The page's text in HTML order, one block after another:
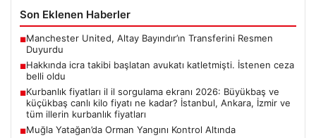
Son Eklenen Haberler
■Manchester United, Altay Bayındır’ın Transferini Resmen
Duyurdu
■Hakkında icra takibi başlatan avukatı katletmişti. İstenen ceza
belli oldu
■Kurbanlık fiyatları il il sorgulama ekranı 2026: Büyükbaş ve
küçükbaş canlı kilo fiyatı ne kadar? İstanbul, Ankara, İzmir ve
tüm illerin kurbanlık fiyatları
■Muğla Yatağan’da Orman Yangını Kontrol Altında